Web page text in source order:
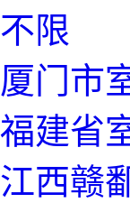
不限
厦门市
福建省
江西赣